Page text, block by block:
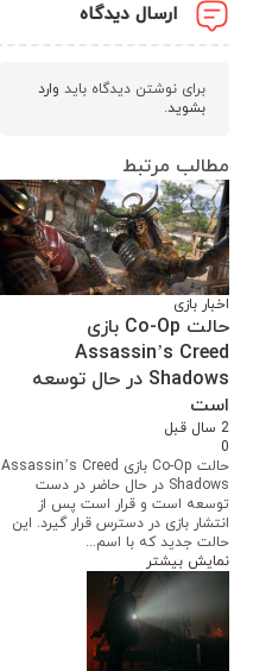
ارسال دیدگاه
برای نوشتن دیدگاه باید وارد
بشوید.
مطالب مرتبط
اخبار بازی
حالت Co-Op بازی
Assassin’s Creed
Shadows در حال توسعه
است
2 سال قبل
0
حالت Co-Op بازی Assassin’s Creed
Shadows در حال حاضر در دست
توسعه است و قرار است پس از
انتشار بازی در دسترس قرار گیرد. این
حالت جدید که با اسم...
نمایش بیشتر